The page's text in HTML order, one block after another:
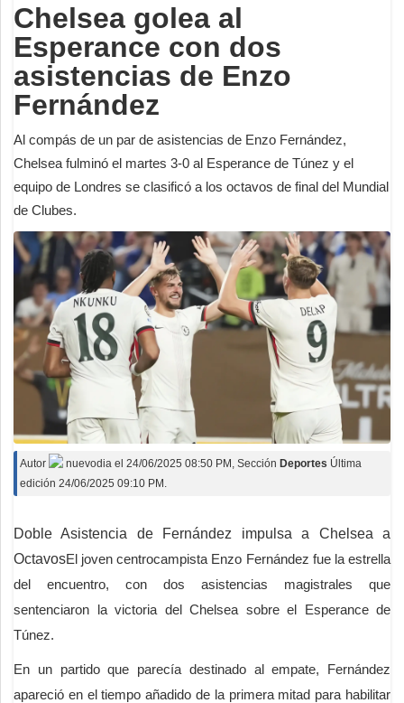
Chelsea golea al
Esperance con dos
asistencias de Enzo
Fernández
Al compás de un par de asistencias de Enzo Fernández,
Chelsea fulminó el martes 3-0 al Esperance de Túnez y el
equipo de Londres se clasificó a los octavos de final del Mundial
de Clubes.
Autor nuevodia el 24/06/2025 08:50 PM , Sección Deportes Última
edición 24/06/2025 09:10 PM.
Doble Asistencia de Fernández impulsa a Chelsea a
OctavosEl joven centrocampista Enzo Fernández fue la estrella
del encuentro, con dos asistencias magistrales que
sentenciaron la victoria del Chelsea sobre el Esperance de
Túnez.
En un partido que parecía destinado al empate, Fernández
apareció en el tiempo añadido de la primera mitad para habilitar